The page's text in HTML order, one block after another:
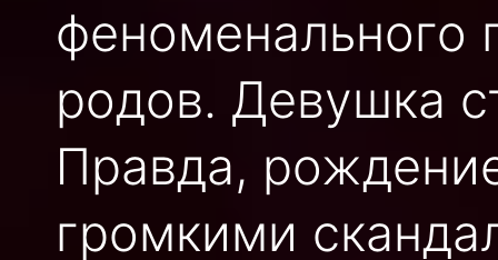
феноменального
родов. Девушка
Правда,
громкими